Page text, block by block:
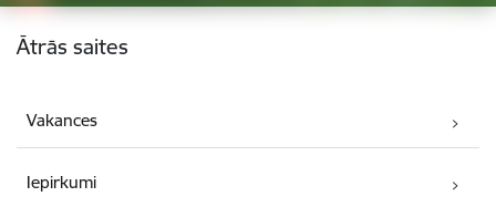
Kājene
Ātrās saites
Vakances
Iepirkumi